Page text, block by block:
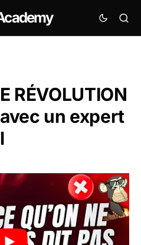
RÉVOLUTION
un expert